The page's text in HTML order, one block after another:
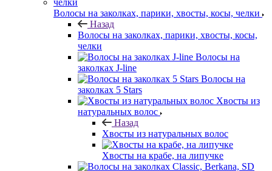
Волосы на заколках, парики, хвосты, косы, челки
Назад
Волосы на заколках, парики, хвосты, косы,
челки
Волосы на
заколках J-line
Волосы на
заколках 5 Stars
Хвосты из
натуральных волос
Назад
Хвосты из натуральных волос
Хвосты на крабе, на липучке